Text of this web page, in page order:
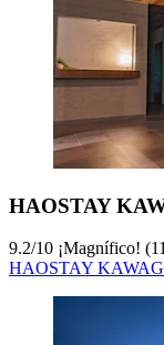
HAOSTAY
9.2/10 ¡Magnífico!
HAOSTAY